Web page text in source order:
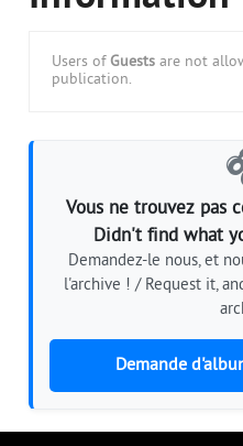
Users of Guests are not
publication.
Vous ne trouvez pas
Didn't find what
Demandez-le nous, et
l'archive ! / Request it,
Demande